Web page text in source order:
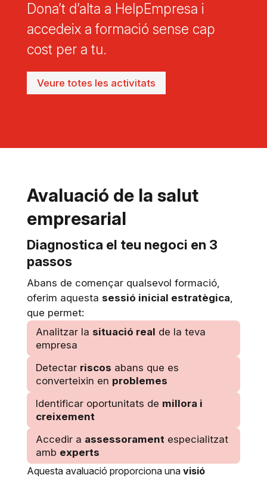
Dona’t d’alta a HelpEmpresa i
accedeix a formació sense cap
cost per a tu.
Veure totes les activitats
Avaluació de la salut
empresarial
Diagnostica el teu negoci en 3
passos
Abans de començar qualsevol formació,
oferim aquesta sessió inicial estratègica
que permet:
Analitzar la situació real de la teva
empresa
Detectar riscos abans que es
converteixin en problemes
Identificar oportunitats de millora i
creixement
Accedir a assessorament especialitzat
amb experts
Aquesta avaluació proporciona una visió